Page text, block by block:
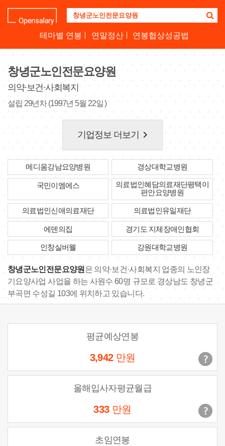
업
명
하
세
요
테마별 연봉 연말정산 연봉협상성공법
창녕군노인전문요양원
의약·보건·사회복지
설립 29년차 (1997년 5월 22일 )
기업정보 더보기 keyboard_arrow_right
메디움강남요양병원 경상대학교병원
국민이엠에스
의료법인혜담의료재단평택이
편안요양병원
의료법인신애의료재단 의료법인유일재단
에덴의집 경기도 지체장애인협회
인창실버웰 강원대학교병원
창녕군노인전문요양원 은 의약·보건·사회복지 업종의 노인장
기요양사업 사업을 하는 사원수 60명 규모로 경상남도 창녕군
부곡면 수성길 103에 위치하고 있습니다.
평균예상연봉
3,942 만원
올해입사자평균월급
333 만원
초임연봉